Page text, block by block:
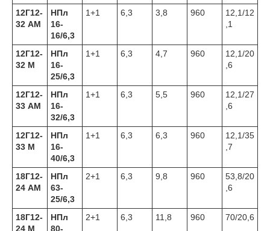
12Г12-
32 АМ
НПл
16-
16/6,3
1+1 6,3 3,8 960
12,1/12
,1
12Г12-
32 М
НПл
16-
25/6,3
1+1 6,3 4,7 960
12,1/20
,6
12Г12-
33 АМ
НПл
16-
32/6,3
1+1 6,3 5,5 960
12,1/27
,6
12Г12-
33 М
НПл
16-
40/6,3
1+1 6,3 6,3 960
12,1/35
,7
18Г12-
24 АМ
НПл
63-
25/6,3
2+1 6,3 9,8 960
53,8/20
,6
18Г12-
24 М
НПл
80-
2+1 6,3 11,8 960 70/20,6